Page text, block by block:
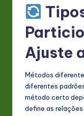
Ajuste
Métodos
diferentes
método certo
define as